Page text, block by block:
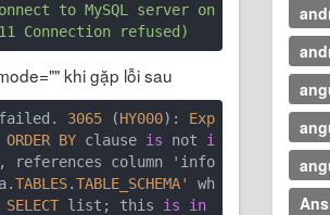
to MySQL server on
khi gặp lỗi sau
3065 (HY000): Exp
ORDER BY clause is not i
column 'info
TABLES.TABLE_SCHEMA'
wh
SELECT list; this is
in